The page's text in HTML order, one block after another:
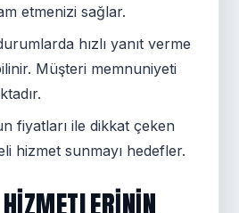
etmenizi sağlar.
hızlı yanıt verme
Müşteri memnuniyeti
fiyatları ile dikkat çeken
hizmet sunmayı hedefler.